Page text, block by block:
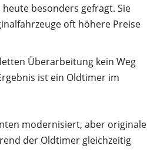
besonders gefragt. Sie
oft höhere Preise
Überarbeitung kein Weg
ist ein Oldtimer im
modernisiert, aber originale
der Oldtimer gleichzeitig